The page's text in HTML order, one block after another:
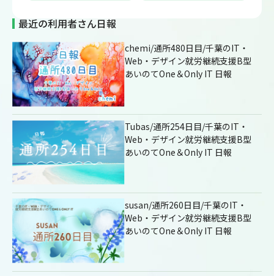
最近の利用者さん日報
chemi/通所480日目/千葉のIT・
Web・デザイン就労継続支援B型
あいのてOne＆Only IT 日報
Tubas/通所254日目/千葉のIT・
Web・デザイン就労継続支援B型
あいのてOne＆Only IT 日報
susan/通所260日目/千葉のIT・
Web・デザイン就労継続支援B型
あいのてOne＆Only IT 日報